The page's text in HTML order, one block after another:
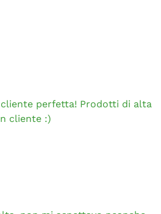
perfetta! Prodotti di alta
cliente :)